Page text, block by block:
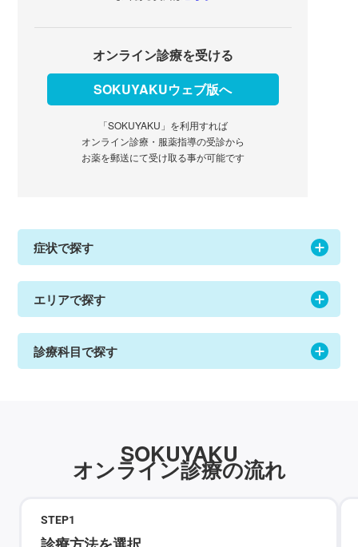
オンライン診療を受ける
SOKUYAKUウェブ版へ
「SOKUYAKU」を利用すれば
オンライン診療・服薬指導の受診から
お薬を郵送にて受け取る事が可能です
症状で探す
エリアで探す
診療科目で探す
SOKUYAKU
オンライン診療の流れ
STEP1